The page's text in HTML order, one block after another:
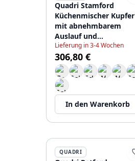
Quadri Stamford
Küchenmischer Kupfer
mit abnehmbarem
Auslauf und
Strahleinstellung
1208956094
Lieferung in 3-4 Wochen
306,80 €
In den Warenkorb
QUADRI